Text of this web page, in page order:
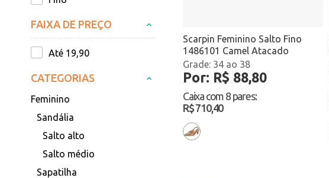
FAIXA DE PREÇO
Até 19,90
CATEGORIAS
Feminino
Sandália
Salto alto
Salto médio
Sapatilha
Scarpin Feminino Salto Fino
1486101 Camel Atacado
34 ao 38
Por: R$ 88,80
Caixa com 8 pares:
R$ 710,40